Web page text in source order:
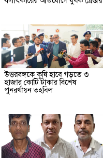
উত্তরবঙ্গকে কৃষি হাবে গড়তে ৩
হাজার কোটি টাকার বিশেষ
পুনরর্থায়ন তহবিল